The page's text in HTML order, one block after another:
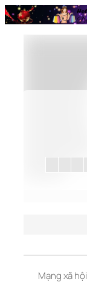
Chuyển
đến
Mạng xã hội